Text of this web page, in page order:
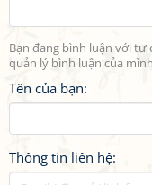
Bạn đang bình luận với tư
quản lý bình luận của
Tên của bạn:
Thông tin liên hệ: